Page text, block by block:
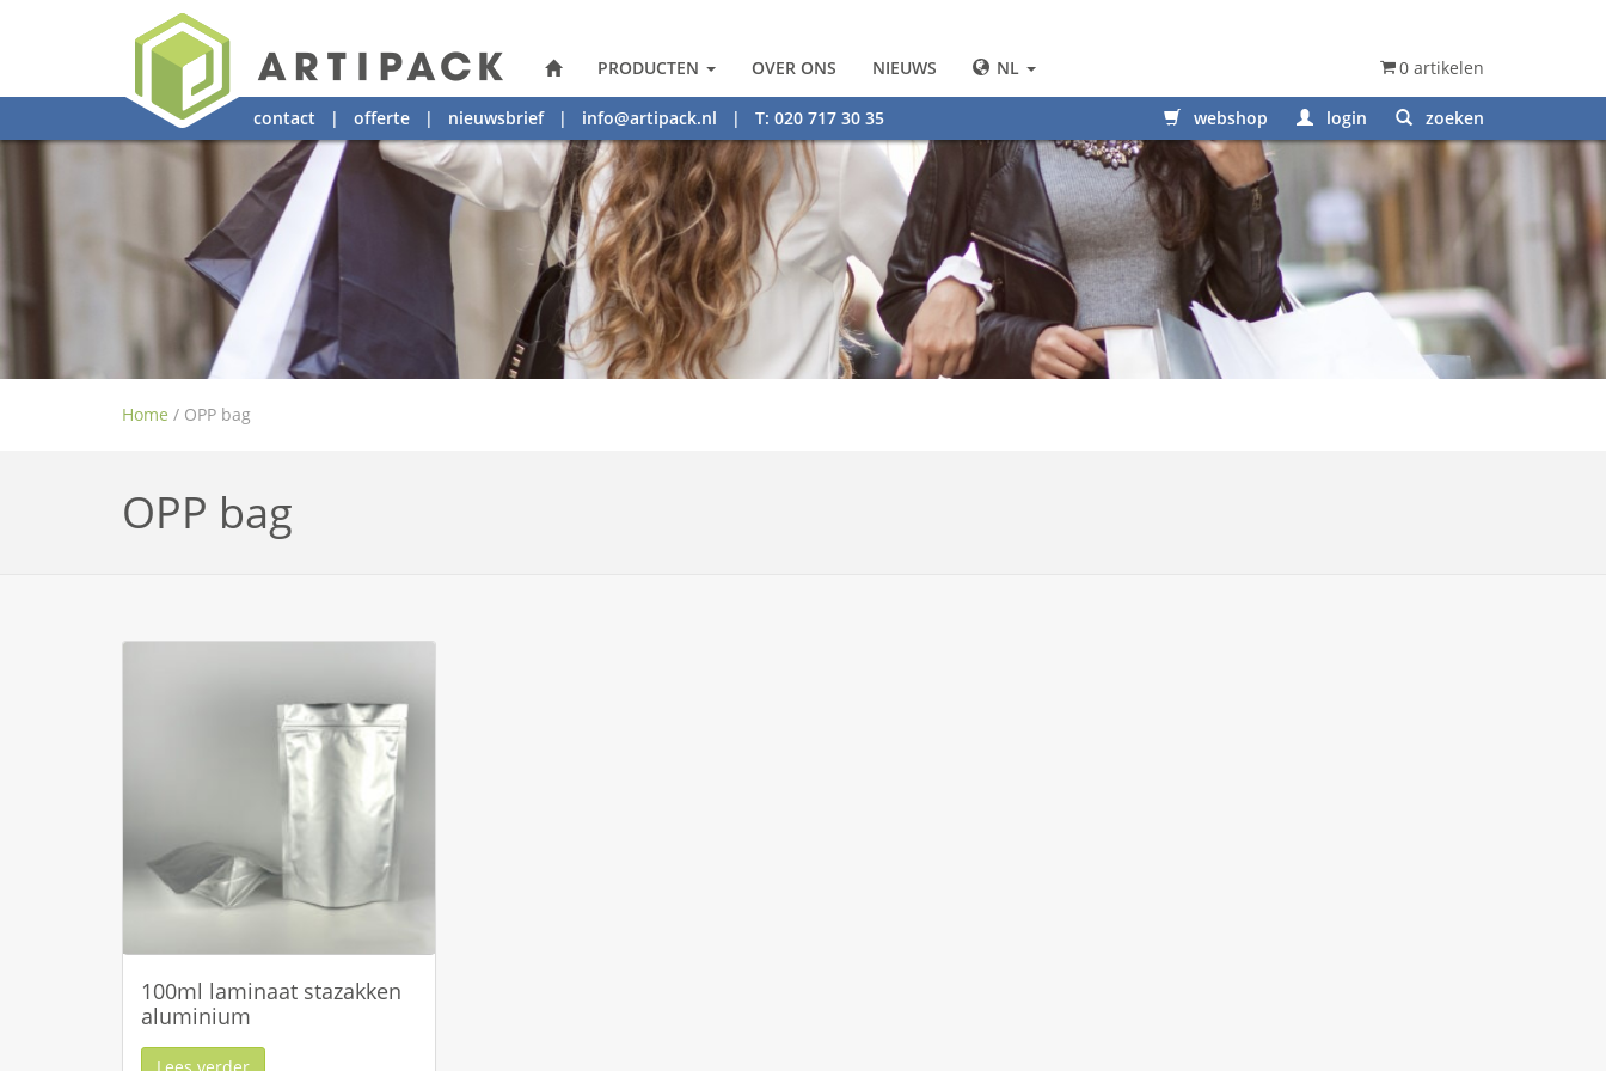
PRODUCTEN OVER ONS NIEUWS NL 0 artikelen
contact | offerte | nieuwsbrief| info@artipack.nl | T: 020 717 30 35 webshop login zoeken
Home / OPP bag
OPP bag
100ml laminaat stazakken
aluminium
Lees verder